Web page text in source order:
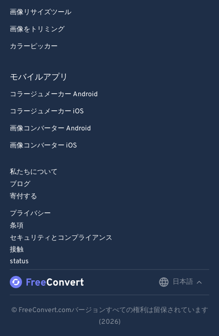
画像リサイズツール
画像をトリミング
カラーピッカー
モバイルアプリ
コラージュメーカー Android
コラージュメーカー iOS
画像コンバーター Android
画像コンバーター iOS
私たちについて
ブログ
寄付する
プライバシー
条項
セキュリティとコンプライアンス
接触
status
日本語
Español
© FreeConvert.comバージョンすべての権利は留保されています
(2026)